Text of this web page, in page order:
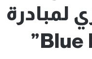
لمبادرة